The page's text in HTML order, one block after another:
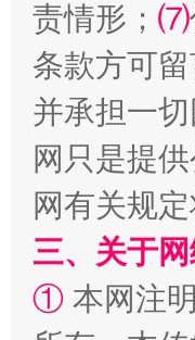
国家大学科技
责情形； ⑺
条款方可
并承担一
网只是提
网有关规
三、关于网
① 本网注